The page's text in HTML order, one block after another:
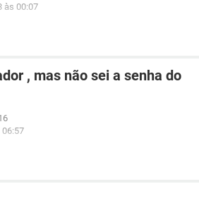
às 00:07
, mas não sei a senha do
06:57